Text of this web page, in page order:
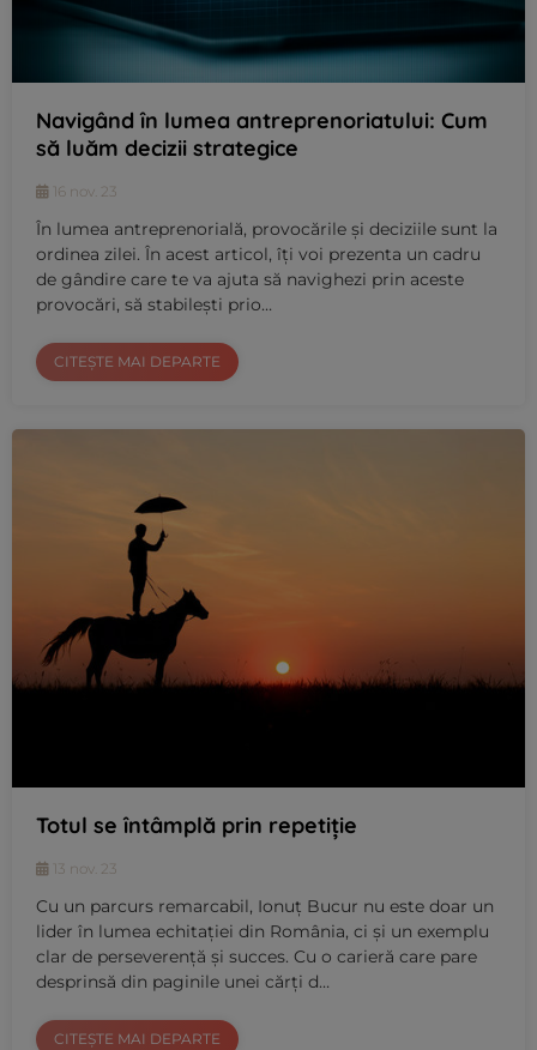
Navigând în lumea antreprenoriatului: Cum
să luăm decizii strategice
16 nov. 23
În lumea antreprenorială, provocările și deciziile sunt la
ordinea zilei. În acest articol, îți voi prezenta un cadru
de gândire care te va ajuta să navighezi prin aceste
provocări, să stabilești prio…
CITEȘTE MAI DEPARTE
Totul se întâmplă prin repetiție
13 nov. 23
Cu un parcurs remarcabil, Ionuț Bucur nu este doar un
lider în lumea echitației din România, ci și un exemplu
clar de perseverență și succes. Cu o carieră care pare
desprinsă din paginile unei cărți d…
CITEȘTE MAI DEPARTE